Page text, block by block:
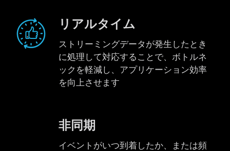
リアルタイム
ストリーミングデータが発生したとき
に処理して対応することで、ボトルネ
ックを軽減し、アプリケーション効率
を向上させます
非同期
イベントがいつ到着したか、または頻